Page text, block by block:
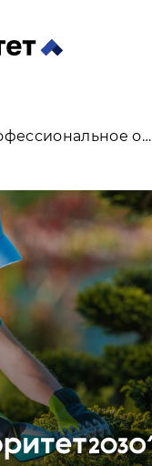
Профессиональное обучение